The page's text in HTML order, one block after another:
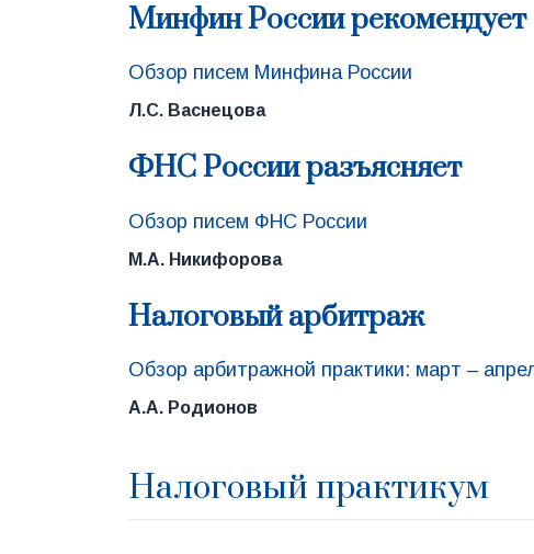
Минфин России рекомендует
Обзор писем Минфина России
Л.С. Васнецова
ФНС России разъясняет
Обзор писем ФНС России
М.А. Никифорова
Налоговый арбитраж
Обзор арбитражной практики: март –
А.А. Родионов
Налоговый практикум